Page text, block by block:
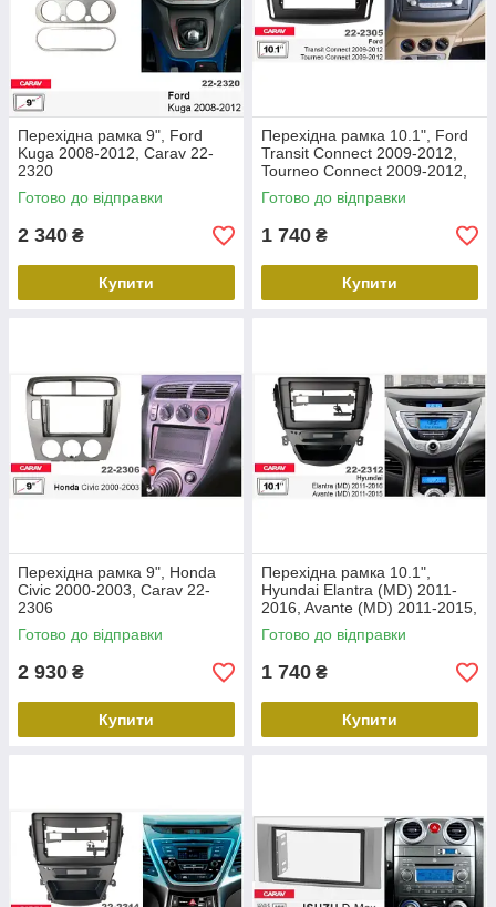
Перехідна рамка 9", Ford
Kuga 2008-2012, Carav 22-
2320
Готово до відправки
2 340 ₴
Купити
Перехідна рамка 10.1", Ford
Transit Connect 2009-2012,
Tourneo Connect 2009-2012,
Carav 22-2305
Готово до відправки
1 740 ₴
Купити
Перехідна рамка 9", Honda
Civic 2000-2003, Carav 22-
2306
Готово до відправки
2 930 ₴
Купити
Перехідна рамка 10.1",
Hyundai Elantra (MD) 2011-
2016, Avante (MD) 2011-2015,
Carav 22-2312
Готово до відправки
1 740 ₴
Купити